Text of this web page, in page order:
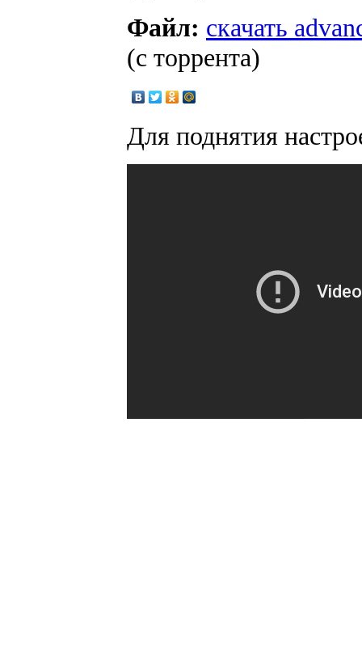
Файл: скачать
(с торрента)
Для поднятия